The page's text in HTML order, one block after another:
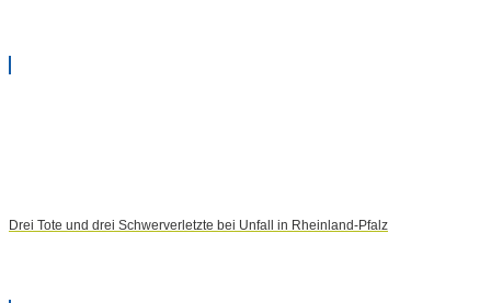
Drei Tote und drei Schwerverletzte bei Unfall in Rheinland-Pfalz